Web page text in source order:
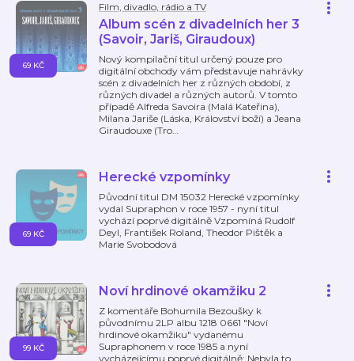
Film, divadlo, rádio a TV
Album scén z divadelních her 3
(Savoir, Jariš, Giraudoux)
Nový kompilační titul určený pouze pro
digitální obchody vám představuje nahrávky
scén z divadelních her z různých období, z
různých divadel a různých autorů. V tomto
případě Alfreda Savoira (Malá Kateřina),
Milana Jariše (Láska, Království boží) a Jeana
Giraudouxe (Tro…
69 KČ
Herecké vzpomínky
Původní titul DM 15032 Herecké vzpomínky
vydal Supraphon v roce 1957 - nyní titul
vychází poprvé digitálně Vzpomíná Rudolf
Deyl, František Roland, Theodor Pištěk a
Marie Svobodová
69 KČ
Noví hrdinové okamžiku 2
Z komentáře Bohumila Bezoušky k
původnímu 2LP albu 1218 0661 "Noví
hrdinové okamžiku" vydanému
Supraphonem v roce 1985 a nyní
vycházejícímu poprvé digitálně: Nebyla to
99 KČ